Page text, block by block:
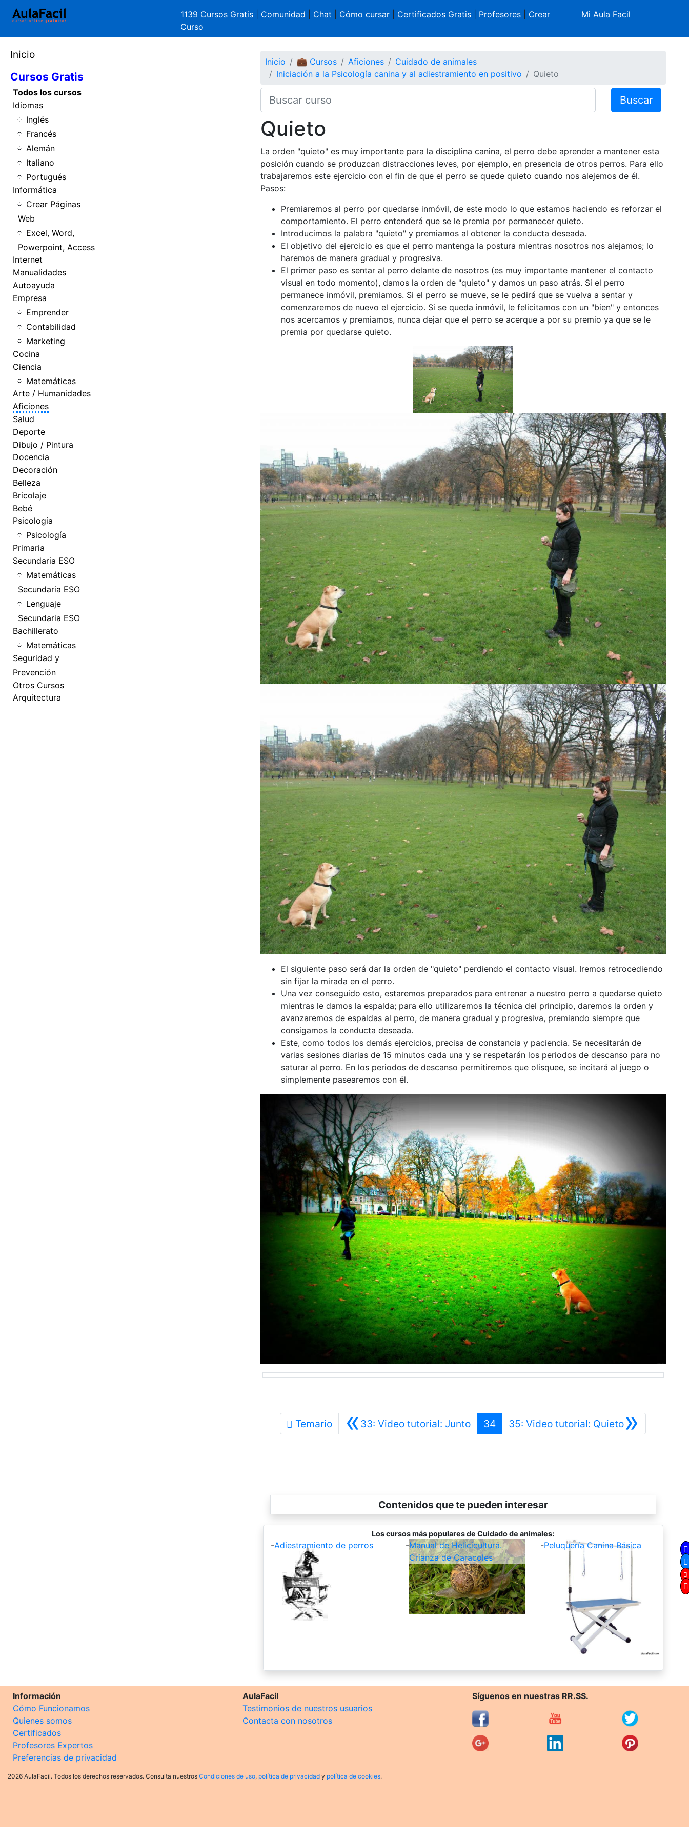
1139 Cursos Gratis Comunidad Chat Cómo cursar| Certificados Gratis| Profesores| Crear
Curso
Mi Aula Facil
Inicio
Cursos Gratis
Todos los cursos
Idiomas
Inglés
Francés
Alemán
Italiano
Portugués
Informática
Crear Páginas
Web
Excel, Word,
Powerpoint, Access
Internet
Manualidades
Autoayuda
Empresa
Emprender
Contabilidad
Marketing
Cocina
Ciencia
Matemáticas
Arte / Humanidades
Aficiones
Salud
Deporte
Dibujo / Pintura
Docencia
Decoración
Belleza
Bricolaje
Bebé
Psicología
Psicología
Primaria
Secundaria ESO
Matemáticas
Secundaria ESO
Lenguaje
Secundaria ESO
Bachillerato
Matemáticas
Seguridad y
Prevención
Otros Cursos
Arquitectura
Inicio 💼 Cursos Aficiones
Cuidado de animales
Iniciación a la Psicología canina y al adiestramiento en positivo
Quieto
Buscar
Quieto
La orden "quieto" es muy importante para la disciplina canina, el perro debe aprender a mantener esta
posición cuando se produzcan distracciones leves, por ejemplo, en presencia de otros perros. Para ello
trabajaremos este ejercicio con el fin de que el perro se quede quieto cuando nos alejemos de él.
Pasos:
Premiaremos al perro por quedarse inmóvil, de este modo lo que estamos haciendo es reforzar el
comportamiento. El perro entenderá que se le premia por permanecer quieto.
Introducimos la palabra "quieto" y premiamos al obtener la conducta deseada.
El objetivo del ejercicio es que el perro mantenga la postura mientras nosotros nos alejamos; lo
haremos de manera gradual y progresiva.
El primer paso es sentar al perro delante de nosotros (es muy importante mantener el contacto
visual en todo momento), damos la orden de "quieto" y damos un paso atrás. Si el perro
permanece inmóvil, premiamos. Si el perro se mueve, se le pedirá que se vuelva a sentar y
comenzaremos de nuevo el ejercicio. Si se queda inmóvil, le felicitamos con un "bien" y entonces
nos acercamos y premiamos, nunca dejar que el perro se acerque a por su premio ya que se le
premia por quedarse quieto.
El siguiente paso será dar la orden de "quieto" perdiendo el contacto visual. Iremos retrocediendo
sin fijar la mirada en el perro.
Una vez conseguido esto, estaremos preparados para entrenar a nuestro perro a quedarse quieto
mientras le damos la espalda; para ello utilizaremos la técnica del principio, daremos la orden y
avanzaremos de espaldas al perro, de manera gradual y progresiva, premiando siempre que
consigamos la conducta deseada.
Este, como todos los demás ejercicios, precisa de constancia y paciencia. Se necesitarán de
varias sesiones diarias de 15 minutos cada una y se respetarán los periodos de descanso para no
saturar al perro. En los periodos de descanso permitiremos que olisquee, se incitará al juego o
simplemente pasearemos con él.
Temario «33: Video tutorial: JuntoAnterior
34 »
35: Video tutorial: QuietoSiguiente
Contenidos que te pueden interesar
Los cursos más populares de Cuidado de animales:
-Adiestramiento de perros -Manual de Helicicultura.
Crianza de Caracoles
-Peluquería Canina Básica
Información
Cómo Funcionamos
Quienes somos
Certificados
Profesores Expertos
Preferencias de privacidad
AulaFacil
Testimonios de nuestros usuarios
Contacta con nosotros
Síguenos en nuestras RR.SS.
2026 AulaFacil. Todos los derechos reservados. Consulta nuestros Condiciones de uso, política de privacidad y política de cookies.